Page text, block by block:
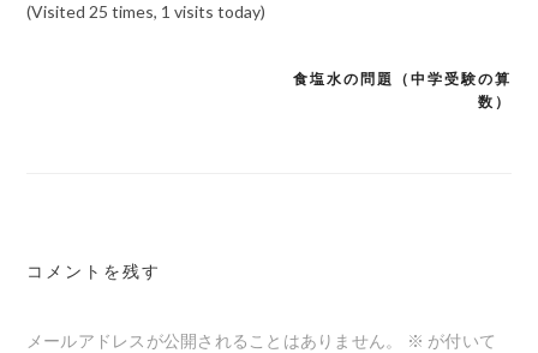
(Visited 25 times, 1 visits today)
シ
食塩水の問題（中学受験の算
数）
コメントを残す
メールアドレスが公開されることはありません。 ※ が付いて